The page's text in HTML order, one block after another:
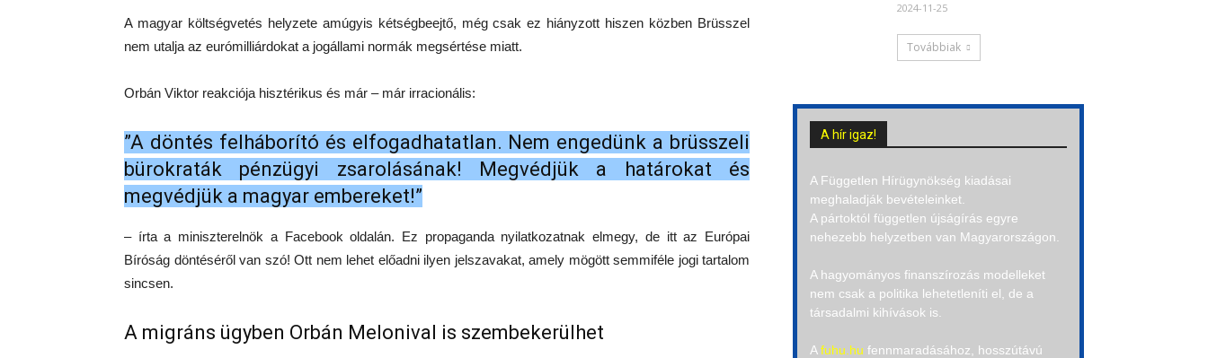
A magyar költségvetés helyzete amúgyis kétségbeejtő, még csak ez hiányzott hiszen közben Brüsszel
nem utalja az eurómilliárdokat a jogállami normák megsértése miatt.
Orbán Viktor reakciója hisztérikus és már – már irracionális:
”A döntés felháborító és elfogadhatatlan. Nem engedünk a brüsszeli
bürokraták pénzügyi zsarolásának! Megvédjük a határokat és
megvédjük a magyar embereket!”
– írta a miniszterelnök a Facebook oldalán. Ez propaganda nyilatkozatnak elmegy, de itt az Európai
Bíróság döntéséről van szó! Ott nem lehet előadni ilyen jelszavakat, amely mögött semmiféle jogi tartalom
sincsen.
A migráns ügyben Orbán Melonival is szembekerülhet
2024-11-25
Továbbiak
A hír igaz!
A Független Hírügynökség kiadásai
meghaladják bevételeinket.
A pártoktól független újságírás egyre
nehezebb helyzetben van Magyarországon.
A hagyományos finanszírozás modelleket
nem csak a politika lehetetleníti el, de a
társadalmi kihívások is.
Afuhu.hu fennmaradásához, hosszútávú